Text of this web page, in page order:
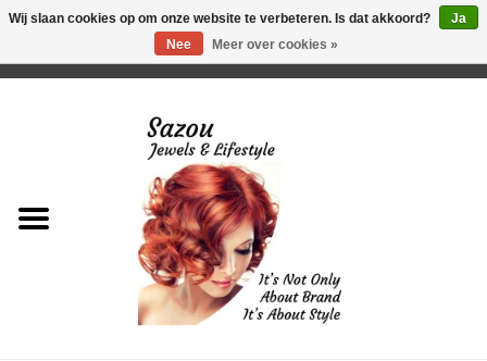
Just for Him
Wij slaan cookies op om onze website te verbeteren. Is dat akkoord?
Ja
Nee
Meer over cookies »